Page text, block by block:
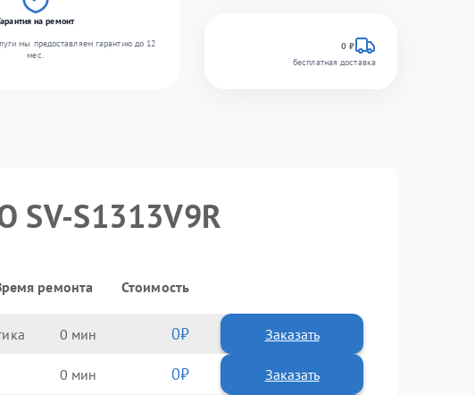
на ремонт
мы предоставляем гарантию до 12
мес.
0 ₽
бесплатная доставка
SV-S1313V9R
ремонта Стоимость
0 0 Заказать
0 0 Заказать